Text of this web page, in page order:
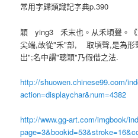
常用字歸類識記字典p.390
穎 ying3
禾末也。从禾頃聲。
尖端,故從"禾"部,
取頃聲,是為形
出";名中謂"聰穎"乃假借之法.
http://shuowen.chinese99.com/
action=displaychar&num=4382
http://www.gg-art.com/imgbook/